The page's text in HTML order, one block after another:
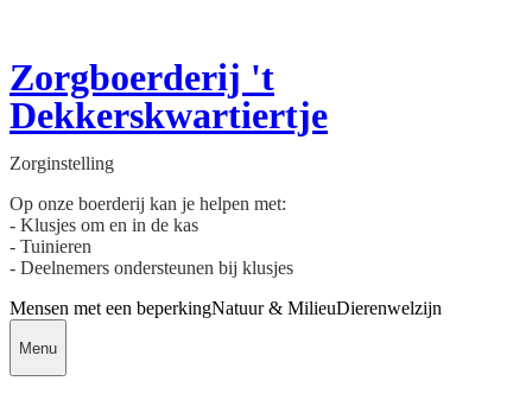
Zorgboerderij 't
Dekkerskwartiertje
Zorginstelling
Op onze boerderij kan je helpen met:
- Klusjes om en in de kas
- Tuinieren
- Deelnemers ondersteunen bij klusjes
Mensen met een beperkingNatuur & MilieuDierenwelzijn
Menu